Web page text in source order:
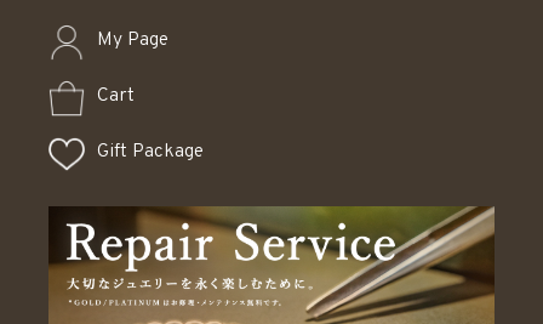
My Page
Cart
Gift Package